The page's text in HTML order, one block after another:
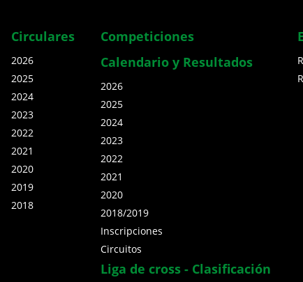
Circulares
2026
2025
2024
2023
2022
2021
2020
2019
2018
Competiciones
Calendario y Resultados
2026
2025
2024
2023
2022
2021
2020
2018/2019
Inscripciones
Circuitos
Liga de cross - Clasificación